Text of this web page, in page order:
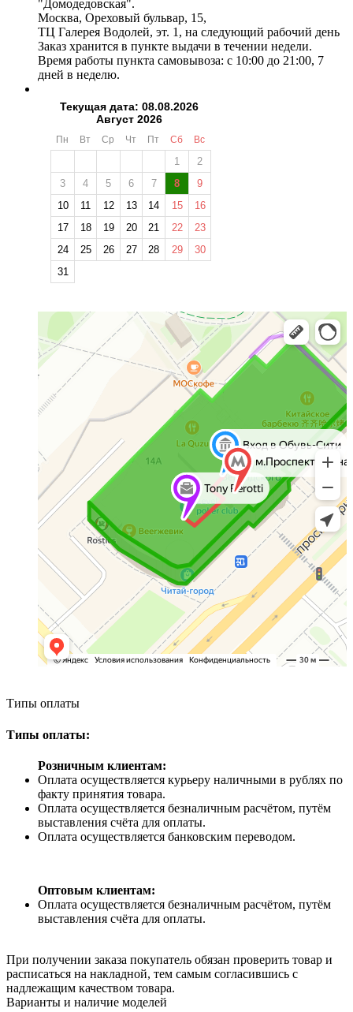
"Домодедовская".
Москва, Ореховый бульвар, 15,
ТЦ Галерея Водолей, эт. 1, на следующий рабочий день
Заказ хранится в пункте выдачи в течении недели.
Время работы пункта самовывоза: с 10:00 до 21:00, 7
дней в неделю.
Текущая дата: 08.08.2026
Август 2026
Пн Вт Ср Чт Пт Сб Вс
1
2
3
4 5 6 7 8
9
10
11 12 13 14 15
16
17
18 19 20 21 22
23
24
25 26 27 28 29
30
31
Типы оплаты
Типы оплаты:
Розничным клиентам:
Оплата осуществляется курьеру наличными в рублях по
факту принятия товара.
Оплата осуществляется безналичным расчётом, путём
выставления счёта для оплаты.
Оплата осуществляется банковским переводом.
Оптовым клиентам:
Оплата осуществляется безналичным расчётом, путём
выставления счёта для оплаты.
При получении заказа покупатель обязан проверить товар и
расписаться на накладной, тем самым согласившись с
надлежащим качеством товара.
Варианты и наличие моделей
❄